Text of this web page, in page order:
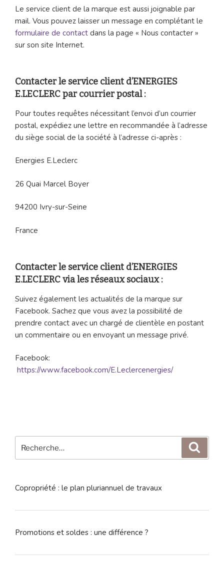
Le service client de la marque est aussi joignable par
mail. Vous pouvez laisser un message en complétant le
formulaire de contact dans la page « Nous contacter »
sur son site Internet.
Contacter le service client d’ENERGIES
E.LECLERC par courrier postal :
Pour toutes requêtes nécessitant l’envoi d’un courrier
postal, expédiez une lettre en recommandée à l’adresse
du siège social de la société à l’adresse ci-après :
Energies E.Leclerc
26 Quai Marcel Boyer
94200 Ivry-sur-Seine
France
Contacter le service client d’ENERGIES
E.LECLERC via les réseaux sociaux :
Suivez également les actualités de la marque sur
Facebook. Sachez que vous avez la possibilité de
prendre contact avec un chargé de clientèle en postant
un commentaire ou en envoyant un message privé.
Facebook:
https://www.facebook.com/E.Leclercenergies/
pour
Copropriété : le plan pluriannuel de travaux
Promotions et soldes : une différence ?